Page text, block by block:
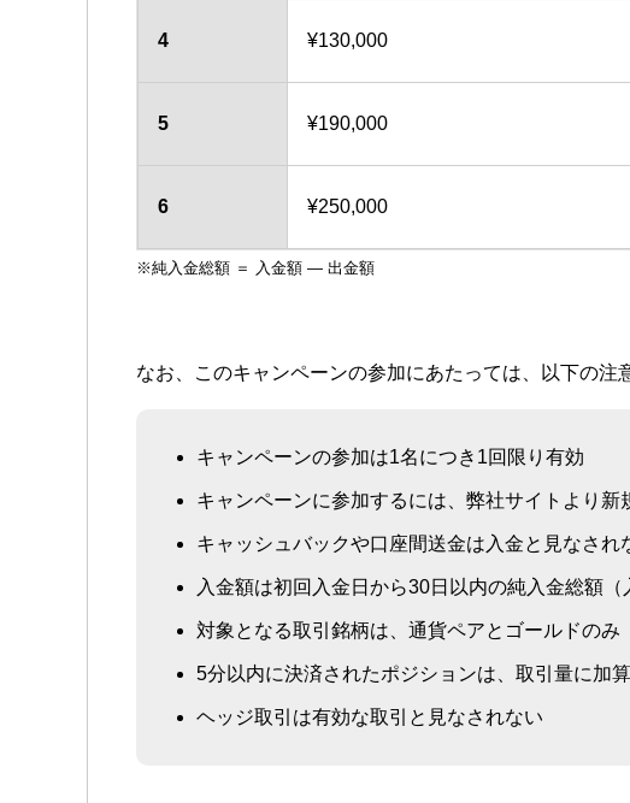
4 ¥130,000
5 ¥190,000
6 ¥250,000
※純入金総額 ＝ 入金額 — 出金額
なお、このキャンペーンの参加にあたっては、以下の注
キャンペーンの参加は1名につき1回限り有効
キャンペーンに参加するには、 弊社サイトより新
キャッシュバックや口座間送金は入金と見なされ
入金額は初回入金日から30日以内の純入金総額
対象となる取引銘柄は、通貨ペアとゴールドのみ
5分以内に決済されたポジションは、取引量に加
ヘッジ取引は有効な取引と見なされない